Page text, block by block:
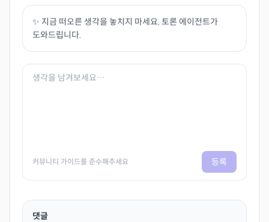
✨ 지금 떠오른 생각을 놓치지 마세요. 토론 에이전트가
도와드립니다.
커뮤니티 가이드를 준수해주세요 등록
댓글